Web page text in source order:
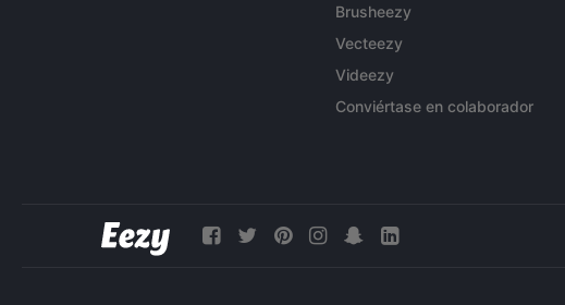
Brusheezy
Vecteezy
Videezy
Conviértase en colaborador